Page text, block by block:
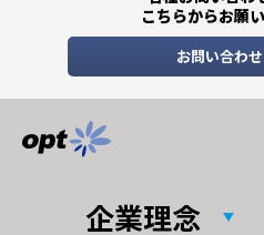
こちらからお願
お問い合わ
企業理念